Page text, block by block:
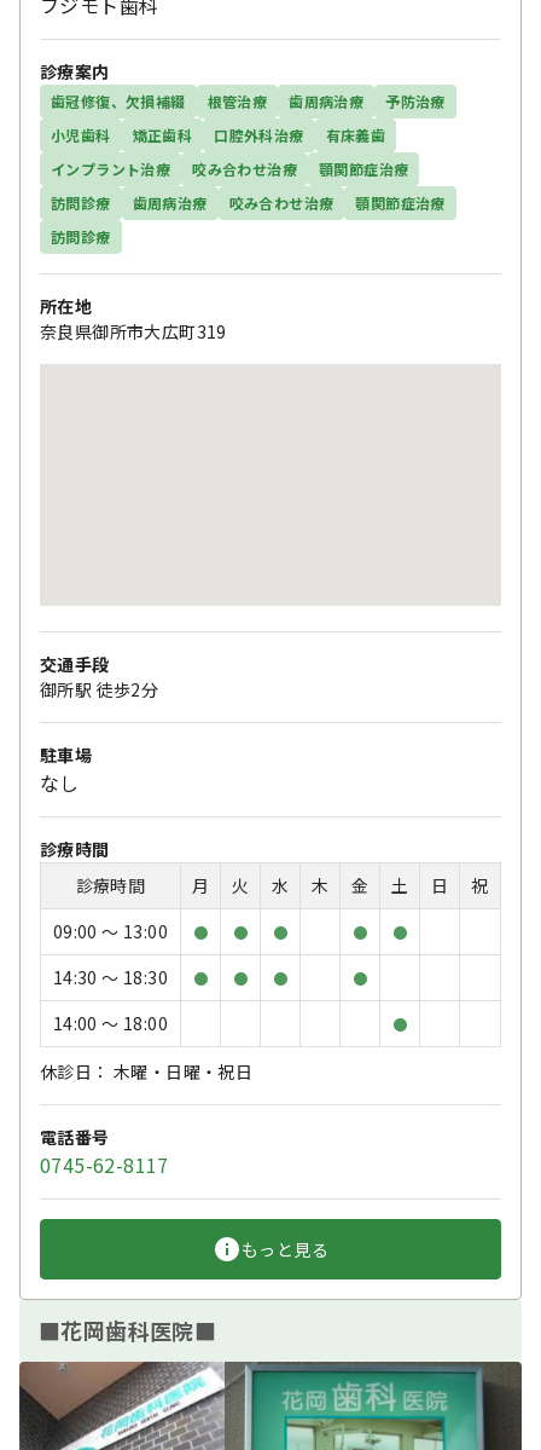
診療案内
歯冠修復、欠損補綴 根管治療 歯周病治療
予防治療
小児歯科
矯正歯科 口腔外科治療
有床義歯
インプラント治療
咬み合わせ治療
顎関節症治療
訪問診療
歯周病治療 咬み合わせ治療
顎関節症治療
訪問診療
所在地
奈良県御所市大広町319
交通手段
御所駅 徒歩2分
駐車場
なし
診療時間
診療時間
月 火 水 木 金 土 日
祝
09:00 〜 13:00
● ● ● ● ●
14:30 〜 18:30 ● ● ● ●
14:00 〜 18:00 ●
休診日： 木曜・日曜・祝日
電話番号
0745-62-8117
もっと見る
■花岡歯科医院■